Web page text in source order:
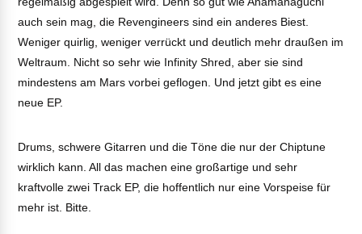
auch sein mag, die Revengineers sind ein anderes Biest.
Weniger quirlig, weniger verrückt und deutlich mehr draußen im
Weltraum. Nicht so sehr wie Infinity Shred, aber sie sind
mindestens am Mars vorbei geflogen. Und jetzt gibt es eine
neue EP.
Drums, schwere Gitarren und die Töne die nur der Chiptune
wirklich kann. All das machen eine großartige und sehr
kraftvolle zwei Track EP, die hoffentlich nur eine Vorspeise für
mehr ist. Bitte.